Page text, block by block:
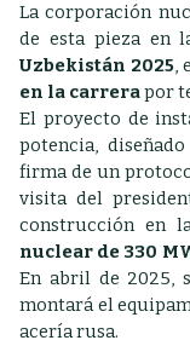
La corporación
de esta pieza en
Uzbekistán 2025,
en la carrerapor
El proyecto de
potencia,
firma de un
visita del
construcción en
nuclear de 330
En abril de 2025,
montará el
acería rusa.